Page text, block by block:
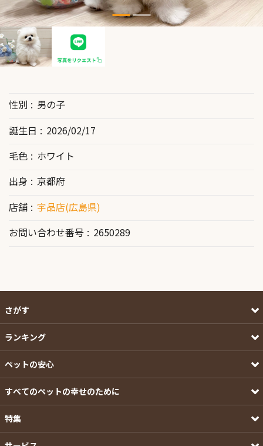
性別
男の子
誕生日
2026/02/17
毛色
ホワイト
出身
京都府
店舗
宇品店(広島県)
お問い合わせ番号
2650289
さがす
ランキング
ペットの安心
すべてのペットの幸せのために
特集